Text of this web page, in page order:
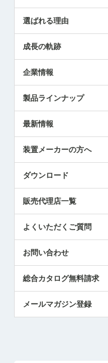
解決策提案
選ばれる理由
成長の軌跡
企業情報
ごあいさつ
受賞履歴
採用情報
国/地域/言語
製品ラインナップ
ツールセッタ製品
エアマイクロセンサ製品
最新情報
メトロールの技術
社員ブログ
中小企業のBCP地震対策
センサのテクニカルガイド
社長ブログ
装置メーカーの方へ
ダウンロード
販売代理店一覧
よくいただくご質問
お問い合わせ
総合カタログ無料請求
メールマガジン登録